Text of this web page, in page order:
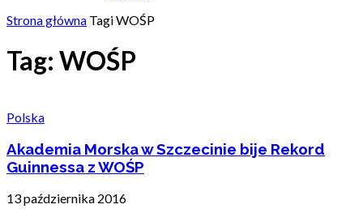
Strona główna TagiWOŚP
Tag: WOŚP
Polska
Akademia Morska w Szczecinie bije Rekord
Guinnessa z WOŚP
13 października 2016